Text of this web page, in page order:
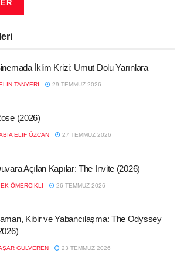
İklim Krizi: Umut Dolu Yarınlara
TANYERI 29 TEMMUZ 2026
(2026)
ELIF ÖZCAN 27 TEMMUZ 2026
Açılan Kapılar: The Invite (2026)
ÖMERCIKLI 26 TEMMUZ 2026
Kibir ve Yabancılaşma: The Odyssey
GÜLVEREN 23 TEMMUZ 2026